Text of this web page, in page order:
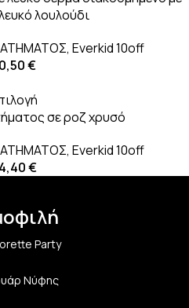
λουλούδι
, Everkid 10off
€
σε ροζ χρυσό
, Everkid 10off
€
Party
Νύφης